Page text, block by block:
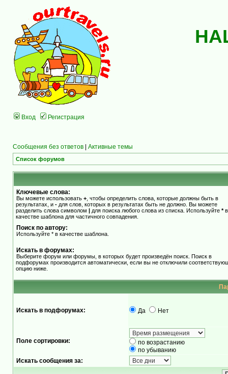
Вход Регистрация
Сообщения без ответов | Активные темы
Список форумов
Ключевые слова:
Вы можете использовать + , чтобы определить слова, которые должны быть в
результатах, и - для слов, которых в результатах быть не должно. Вы можете
разделить слова символом | для поиска любого слова из списка. Используйте *в
качестве шаблона для частичного совпадения.
Поиск по автору:
Используйте * в качестве шаблона.
Искать в форумах:
Выберите форум или форумы, в которых будет произведён поиск. Поиск в
подфорумах производится автоматически, если вы не отключили
опцию ниже.
Искать в подфорумах: Да Нет
Поле сортировки:
по возрастанию
по убыванию
Искать сообщения за: